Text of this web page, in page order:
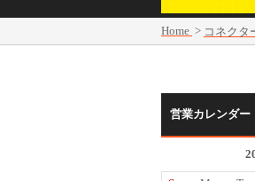
Home > コネクタ
営業カレンダー